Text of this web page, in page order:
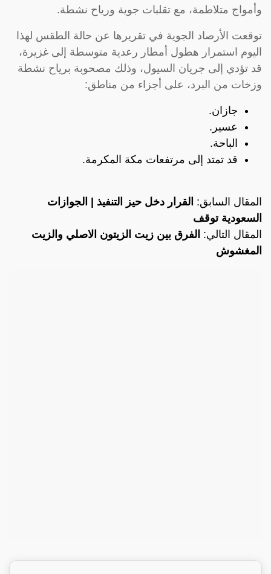
وأمواج متلاطمة، مع تقلبات جوية ورياح نشطة.
توقعت الأرصاد الجوية في تقريرها عن حالة الطقس لهذا
اليوم استمرار هطول أمطار رعدية متوسطة إلى غزيرة،
قد تؤدي إلى جريان السيول، وذلك مصحوبة برياح نشطة
وزخات من البرد، على أجزاء من مناطق:
جازان.
عسير.
الباحة.
قد تمتد إلى مرتفعات مكة المكرمة.
المقال السابق: القرار دخل حيز التنفيذ | الجوازات
السعودية توقف
المقال التالي: الفرق بين زيت الزيتون الاصلي والزيت
المغشوش